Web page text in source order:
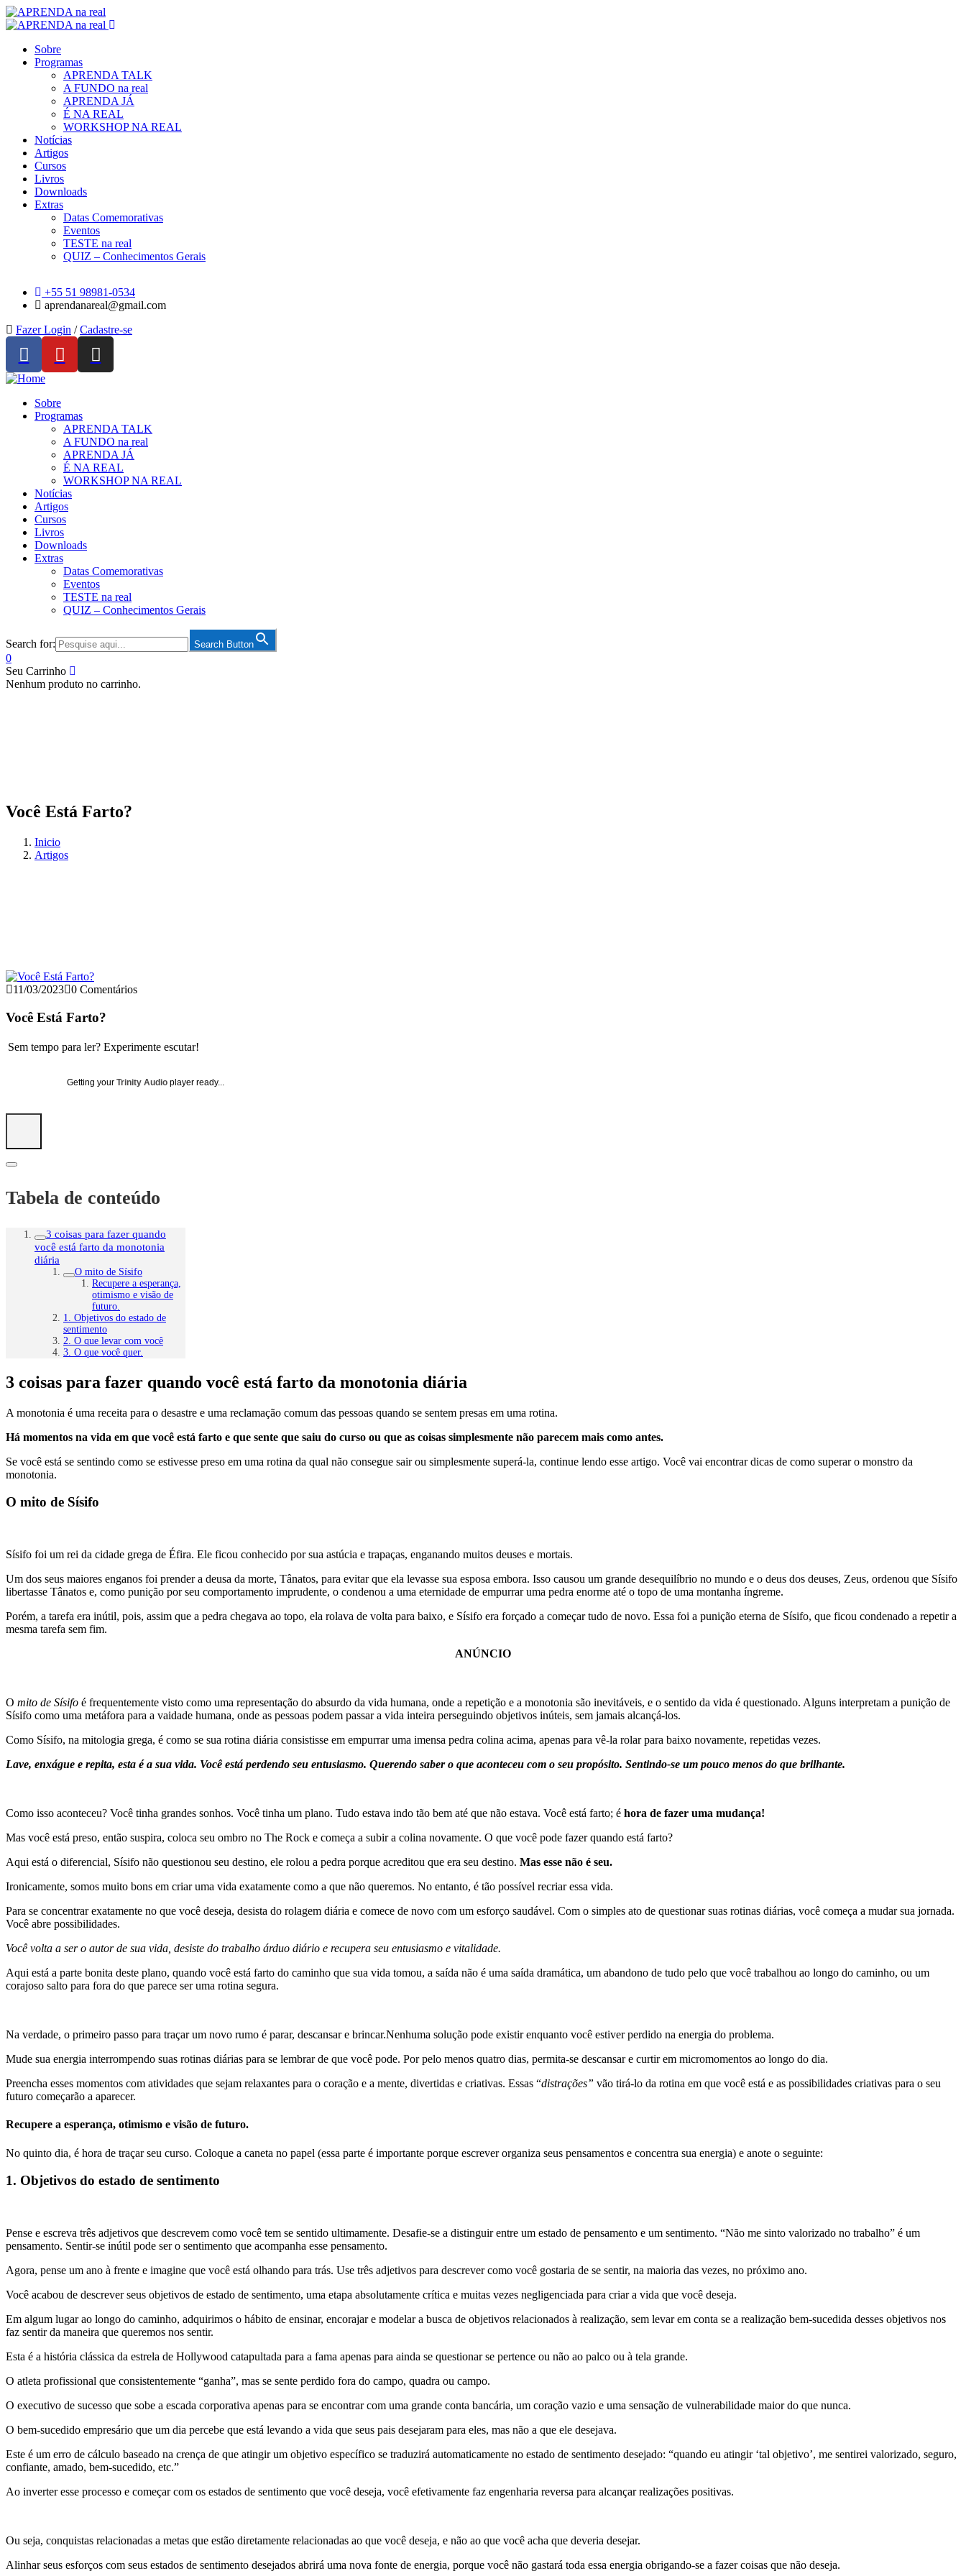
Sobre
Programas
APRENDA TALK
A FUNDO na real
APRENDA JÁ
É NA REAL
WORKSHOP NA REAL
Notícias
Artigos
Cursos
Livros
Downloads
Extras
Datas Comemorativas
Eventos
TESTE na real
QUIZ – Conhecimentos Gerais
+55 51 98981-0534
aprendanareal@gmail.com
Fazer Login / Cadastre-se
Sobre
Programas
APRENDA TALK
A FUNDO na real
APRENDA JÁ
É NA REAL
WORKSHOP NA REAL
Notícias
Artigos
Cursos
Livros
Downloads
Extras
Datas Comemorativas
Eventos
TESTE na real
QUIZ – Conhecimentos Gerais
Search for: Search Button
0
Seu Carrinho
Nenhum produto no carrinho.
Você Está Farto?
Inicio
Artigos
11/03/2023 0 Comentários
Você Está Farto?
Sem tempo para ler? Experimente escutar!
Getting your Trinity Audio player ready...
Tabela de conteúdo
3 coisas para fazer quando
você está farto da monotonia
diária
O mito de Sísifo
Recupere a esperança,
otimismo e visão de
futuro.
1. Objetivos do estado de
sentimento
2. O que levar com você
3. O que você quer.
3 coisas para fazer quando você está farto da monotonia diária
A monotonia é uma receita para o desastre e uma reclamação comum das pessoas quando se sentem presas em uma rotina.
Há momentos na vida em que você está farto e que sente que saiu do curso ou que as coisas simplesmente não parecem mais como antes.
Se você está se sentindo como se estivesse preso em uma rotina da qual não consegue sair ou simplesmente superá-la, continue lendo esse artigo. Você vai encontrar dicas de como superar o monstro da
monotonia.
O mito de Sísifo
Sísifo foi um rei da cidade grega de Éfira. Ele ficou conhecido por sua astúcia e trapaças, enganando muitos deuses e mortais.
Um dos seus maiores enganos foi prender a deusa da morte, Tânatos, para evitar que ela levasse sua esposa embora. Isso causou um grande desequilíbrio no mundo e o deus dos deuses, Zeus, ordenou que Sísifo
libertasse Tânatos e, como punição por seu comportamento imprudente, o condenou a uma eternidade de empurrar uma pedra enorme até o topo de uma montanha íngreme.
Porém, a tarefa era inútil, pois, assim que a pedra chegava ao topo, ela rolava de volta para baixo, e Sísifo era forçado a começar tudo de novo. Essa foi a punição eterna de Sísifo, que ficou condenado a repetir a
mesma tarefa sem fim.
ANÚNCIO
O mito de Sísifo é frequentemente visto como uma representação do absurdo da vida humana, onde a repetição e a monotonia são inevitáveis, e o sentido da vida é questionado. Alguns interpretam a punição de
Sísifo como uma metáfora para a vaidade humana, onde as pessoas podem passar a vida inteira perseguindo objetivos inúteis, sem jamais alcançá-los.
Como Sísifo, na mitologia grega, é como se sua rotina diária consistisse em empurrar uma imensa pedra colina acima, apenas para vê-la rolar para baixo novamente, repetidas vezes.
Lave, enxágue e repita, esta é a sua vida. Você está perdendo seu entusiasmo. Querendo saber o que aconteceu com o seu propósito. Sentindo-se um pouco menos do que brilhante.
Como isso aconteceu? Você tinha grandes sonhos. Você tinha um plano. Tudo estava indo tão bem até que não estava. Você está farto; é hora de fazer uma mudança!
Mas você está preso, então suspira, coloca seu ombro no The Rock e começa a subir a colina novamente. O que você pode fazer quando está farto?
Aqui está o diferencial, Sísifo não questionou seu destino, ele rolou a pedra porque acreditou que era seu destino. Mas esse não é seu.
Ironicamente, somos muito bons em criar uma vida exatamente como a que não queremos. No entanto, é tão possível recriar essa vida.
Para se concentrar exatamente no que você deseja, desista do rolagem diária e comece de novo com um esforço saudável. Com o simples ato de questionar suas rotinas diárias, você começa a mudar sua jornada.
Você abre possibilidades.
Você volta a ser o autor de sua vida, desiste do trabalho árduo diário e recupera seu entusiasmo e vitalidade.
Aqui está a parte bonita deste plano, quando você está farto do caminho que sua vida tomou, a saída não é uma saída dramática, um abandono de tudo pelo que você trabalhou ao longo do caminho, ou um
corajoso salto para fora do que parece ser uma rotina segura.
Na verdade, o primeiro passo para traçar um novo rumo é parar, descansar e brincar.Nenhuma solução pode existir enquanto você estiver perdido na energia do problema.
Mude sua energia interrompendo suas rotinas diárias para se lembrar de que você pode. Por pelo menos quatro dias, permita-se descansar e curtir em micromomentos ao longo do dia.
Preencha esses momentos com atividades que sejam relaxantes para o coração e a mente, divertidas e criativas. Essas “distrações” vão tirá-lo da rotina em que você está e as possibilidades criativas para o seu
futuro começarão a aparecer.
Recupere a esperança, otimismo e visão de futuro.
No quinto dia, é hora de traçar seu curso. Coloque a caneta no papel (essa parte é importante porque escrever organiza seus pensamentos e concentra sua energia) e anote o seguinte:
1. Objetivos do estado de sentimento
Pense e escreva três adjetivos que descrevem como você tem se sentido ultimamente. Desafie-se a distinguir entre um estado de pensamento e um sentimento. “Não me sinto valorizado no trabalho” é um
pensamento. Sentir-se inútil pode ser o sentimento que acompanha esse pensamento.
Agora, pense um ano à frente e imagine que você está olhando para trás. Use três adjetivos para descrever como você gostaria de se sentir, na maioria das vezes, no próximo ano.
Você acabou de descrever seus objetivos de estado de sentimento, uma etapa absolutamente crítica e muitas vezes negligenciada para criar a vida que você deseja.
Em algum lugar ao longo do caminho, adquirimos o hábito de ensinar, encorajar e modelar a busca de objetivos relacionados à realização, sem levar em conta se a realização bem-sucedida desses objetivos nos
faz sentir da maneira que queremos nos sentir.
Esta é a história clássica da estrela de Hollywood catapultada para a fama apenas para ainda se questionar se pertence ou não ao palco ou à tela grande.
O atleta profissional que consistentemente “ganha”, mas se sente perdido fora do campo, quadra ou campo.
O executivo de sucesso que sobe a escada corporativa apenas para se encontrar com uma grande conta bancária, um coração vazio e uma sensação de vulnerabilidade maior do que nunca.
O bem-sucedido empresário que um dia percebe que está levando a vida que seus pais desejaram para eles, mas não a que ele desejava.
Este é um erro de cálculo baseado na crença de que atingir um objetivo específico se traduzirá automaticamente no estado de sentimento desejado: “quando eu atingir ‘tal objetivo’, me sentirei valorizado, seguro,
confiante, amado, bem-sucedido, etc.”
Ao inverter esse processo e começar com os estados de sentimento que você deseja, você efetivamente faz engenharia reversa para alcançar realizações positivas.
Ou seja, conquistas relacionadas a metas que estão diretamente relacionadas ao que você deseja, e não ao que você acha que deveria desejar.
Alinhar seus esforços com seus estados de sentimento desejados abrirá uma nova fonte de energia, porque você não gastará toda essa energia obrigando-se a fazer coisas que não deseja.